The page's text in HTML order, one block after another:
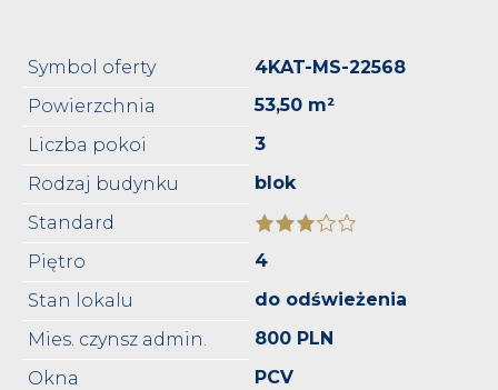
Symbol oferty
4KAT-MS-22568
Powierzchnia
53,50 m²
Liczba pokoi
3
Rodzaj budynku
blok
Standard
Piętro
4
Stan lokalu
do odświeżenia
Mies. czynsz admin.
800 PLN
Okna
PCV